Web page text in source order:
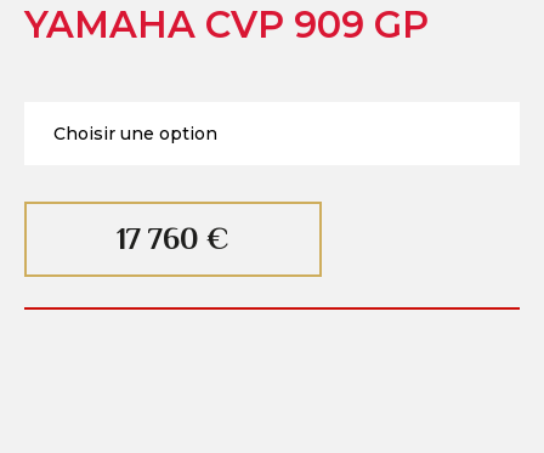
YAMAHA CVP 909 GP
17 760 €